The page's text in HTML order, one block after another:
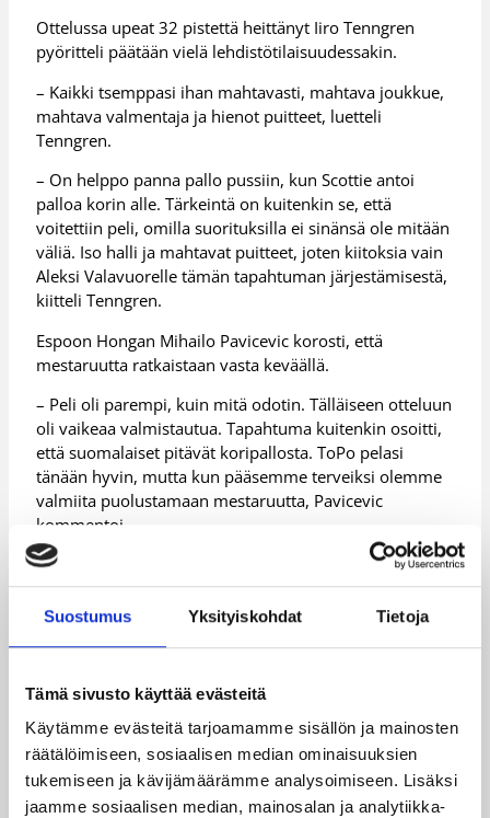
Suostumus Yksityiskohdat Tietoja
Tämä sivusto käyttää evästeitä
Käytämme evästeitä tarjoamamme sisällön ja mainosten
räätälöimiseen, sosiaalisen median ominaisuuksien
tukemiseen ja kävijämäärämme analysoimiseen. Lisäksi
jaamme sosiaalisen median, mainosalan ja analytiikka-
Ottelussa upeat 32 pistettä heittänyt Iiro Tenngren
pyöritteli päätään vielä lehdistötilaisuudessakin.
– Kaikki tsemppasi ihan mahtavasti, mahtava joukkue,
mahtava valmentaja ja hienot puitteet, luetteli
Tenngren.
– On helppo panna pallo pussiin, kun Scottie antoi
palloa korin alle. Tärkeintä on kuitenkin se, että
voitettiin peli, omilla suorituksilla ei sinänsä ole mitään
väliä. Iso halli ja mahtavat puitteet, joten kiitoksia vain
Aleksi Valavuorelle tämän tapahtuman järjestämisestä,
kiitteli Tenngren.
Espoon Hongan Mihailo Pavicevic korosti, että
mestaruutta ratkaistaan vasta keväällä.
– Peli oli parempi, kuin mitä odotin. Tälläiseen otteluun
oli vaikeaa valmistautua. Tapahtuma kuitenkin osoitti,
että suomalaiset pitävät koripallosta. ToPo pelasi
tänään hyvin, mutta kun pääsemme terveiksi olemme
valmiita puolustamaan mestaruutta, Pavicevic
kommentoi.
ToPon kovalla latauksella ottelussa elänyt Tomi
Kaminen oli huojentunut joukkueensa upeasta illasta
– Huikeat tunnelmat. Silmäkulma jopa vähän kostuu,
kun ajattelee meidän joukkuetta ja tätä peliä ja koko
Ottelun tilastothttp://www.basket.fi/
Päivitetty05.01.2008